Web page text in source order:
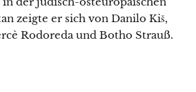
zeigte er sich von Danilo Kiš,
Rodoreda und Botho Strauß.